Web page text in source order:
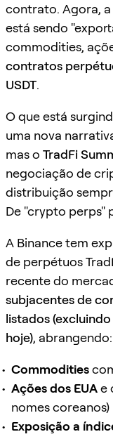
contrato. Agora,
está sendo
commodities,
contratos
USDT.
O que está
uma nova
mas o TradFi
negociação de
distribuição
De "crypto perps"
A Binance tem
de perpétuos
recente do
subjacentes de
listados
hoje), abrangendo:
Commodities
Ações dos EUAe
nomes coreanos)
Exposição a